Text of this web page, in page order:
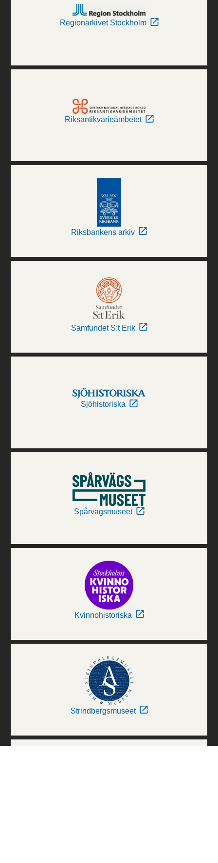
Regionarkivet Stockholm
Riksantikvarieämbetet
Riksbankens arkiv
Samfundet S:t Erik
Sjöhistoriska
Spårvägsmuseet
Kvinnohistoriska
Strindbergsmuseet